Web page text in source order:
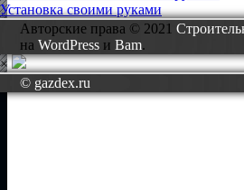
Установка своими руками
Авторские права © 2021
наWordPress иBam.
×
© gazdex.ru